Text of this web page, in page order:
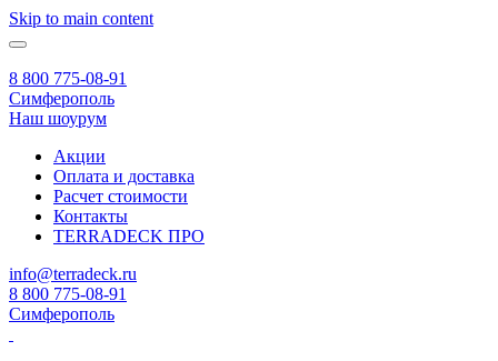
Skip to main content
8 800 775-08-91
Симферополь
Наш шоурум
Акции
Оплата и доставка
Расчет стоимости
Контакты
TERRADECK ПРО
info@terradeck.ru
8 800 775-08-91
Симферополь